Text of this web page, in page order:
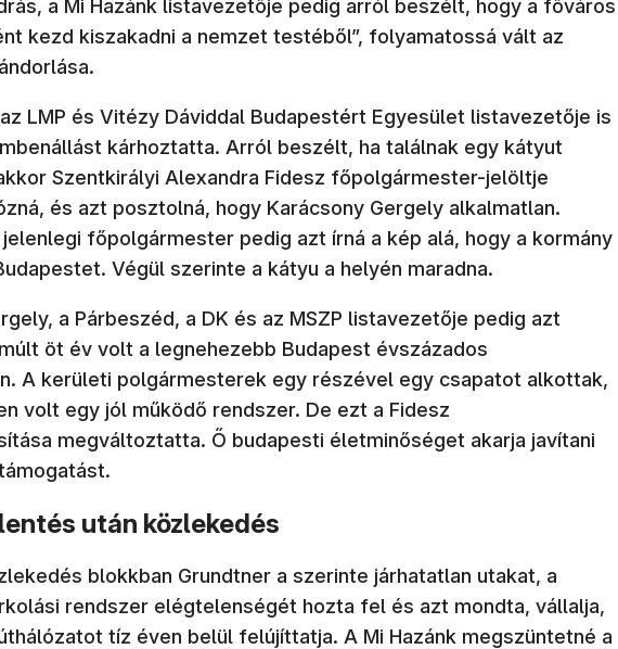
a Mi Hazánk listavezetője pedig arról beszélt, hogy a főváros
kezd kiszakadni a nemzet testéből”, folyamatossá vált az
LMP és Vitézy Dáviddal Budapestért Egyesület listavezetője is
kárhoztatta. Arról beszélt, ha találnak egy kátyut
Szentkirályi Alexandra Fidesz főpolgármester-jelöltje
és azt posztolná, hogy Karácsony Gergely alkalmatlan.
jelenlegi főpolgármester pedig azt írná a kép alá, hogy a kormány
Végül szerinte a kátyu a helyén maradna.
a Párbeszéd, a DK és az MSZP listavezetője pedig azt
öt év volt a legnehezebb Budapest évszázados
A kerületi polgármesterek egy részével egy csapatot alkottak,
volt egy jól működő rendszer. De ezt a Fidesz
megváltoztatta. Ő budapesti életminőséget akarja javítani
után közlekedés
blokkban Grundtner a szerinte járhatatlan utakat, a
rendszer elégtelenségét hozta fel és azt mondta, vállalja,
tíz éven belül felújíttatja. A Mi Hazánk megszüntetné a